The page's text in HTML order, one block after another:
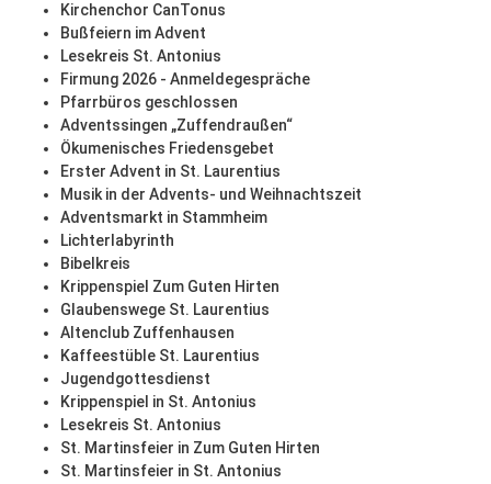
Kirchenchor CanTonus
Bußfeiern im Advent
Lesekreis St. Antonius
Firmung 2026 - Anmeldegespräche
Pfarrbüros geschlossen
Adventssingen „Zuffendraußen“
Ökumenisches Friedensgebet
Erster Advent in St. Laurentius
Musik in der Advents- und Weihnachtszeit
Adventsmarkt in Stammheim
Lichterlabyrinth
Bibelkreis
Krippenspiel Zum Guten Hirten
Glaubenswege St. Laurentius
Altenclub Zuffenhausen
Kaffeestüble St. Laurentius
Jugendgottesdienst
Krippenspiel in St. Antonius
Lesekreis St. Antonius
St. Martinsfeier in Zum Guten Hirten
St. Martinsfeier in St. Antonius